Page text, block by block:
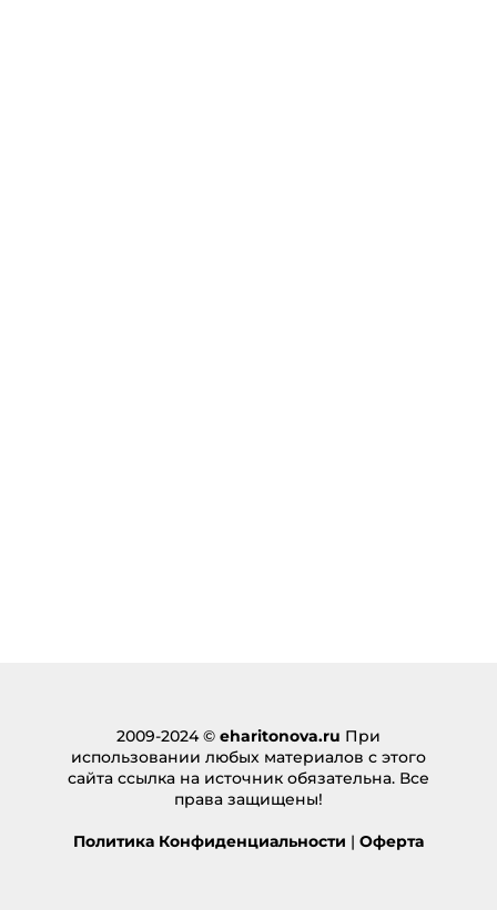
2009-2024 © eharitonova.ru При
использовании любых материалов с этого
сайта ссылка на источник обязательна. Все
права защищены!
Политика Конфиденциальности | Оферта